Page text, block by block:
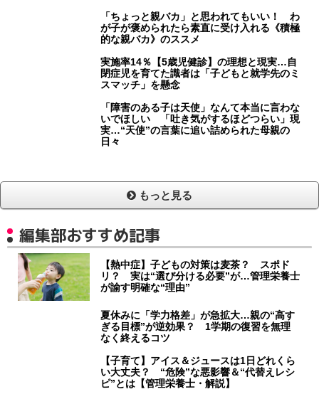
「ちょっと親バカ」と思われてもいい！ わ
が子が褒められたら素直に受け入れる《積極
的な親バカ》のススメ
実施率14％【5歳児健診】の理想と現実…自
閉症児を育てた識者は「子どもと就学先のミ
スマッチ」を懸念
「障害のある子は天使」なんて本当に言わな
いでほしい 「吐き気がするほどつらい」現
実…“天使”の言葉に追い詰められた母親の
日々
もっと見る
編集部おすすめ記事
【熱中症】子どもの対策は麦茶？ スポド
リ？ 実は“選び分ける必要”が…管理栄養士
が諭す明確な“理由”
夏休みに「学力格差」が急拡大…親の“高す
ぎる目標”が逆効果？ 1学期の復習を無理
なく終えるコツ
【子育て】アイス＆ジュースは1日どれくら
い大丈夫？ “危険”な悪影響＆“代替えレシ
ピ”とは【管理栄養士・解説】